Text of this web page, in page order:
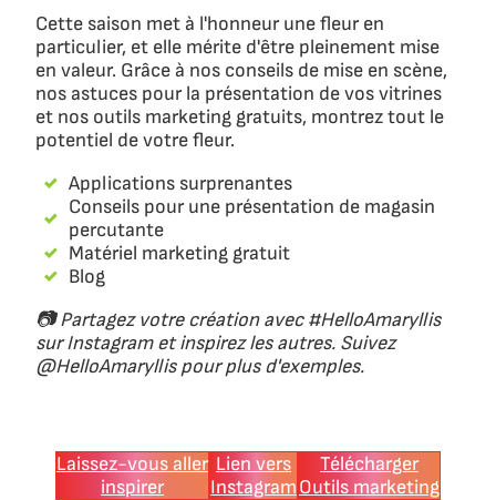
Cette saison met à l'honneur une fleur en
particulier, et elle mérite d'être pleinement mise
en valeur. Grâce à nos conseils de mise en scène,
nos astuces pour la présentation de vos vitrines
et nos outils marketing gratuits, montrez tout le
potentiel de votre fleur.
Applications surprenantes
Conseils pour une présentation de magasin
percutante
Matériel marketing gratuit
Blog
📷 Partagez votre création avec #HelloAmaryllis
sur Instagram et inspirez les autres. Suivez
@HelloAmaryllis pour plus d'exemples.
Laissez-vous aller
inspirer
Lien vers
Instagram
Télécharger
Outils marketing